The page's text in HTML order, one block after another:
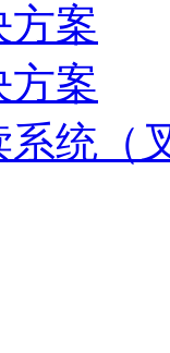
方案
方案
统（